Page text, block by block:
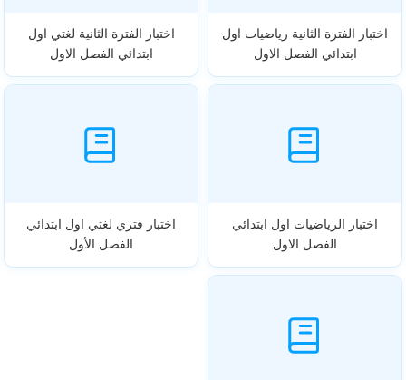
اختبار الفترة الثانية رياضيات اول
ابتدائي الفصل الاول
اختبار الفترة الثانية لغتي اول
ابتدائي الفصل الاول
اختبار الرياضيات اول ابتدائي
الفصل الاول
اختبار فتري لغتي اول ابتدائي
الفصل الأول